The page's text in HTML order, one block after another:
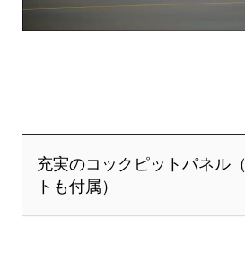
充実のコックピットパネル
トも付属）